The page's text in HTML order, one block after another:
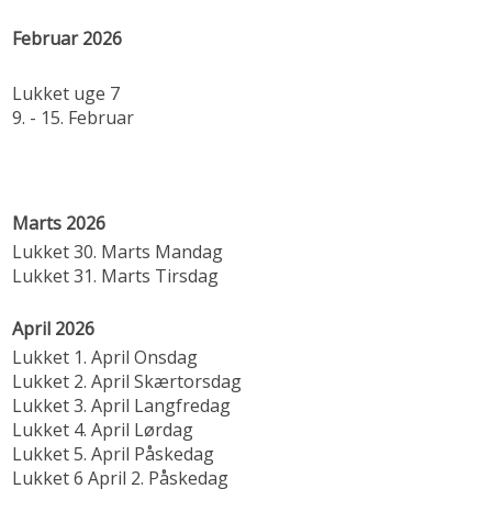
Februar 2026
Lukket uge 7
9. - 15. Februar
Marts 2026
Lukket 30. Marts Mandag
Lukket 31. Marts Tirsdag
April 2026
Lukket 1. April Onsdag
Lukket 2. April Skærtorsdag
Lukket 3. April Langfredag
Lukket 4. April Lørdag
Lukket 5. April Påskedag
Lukket 6 April 2. Påskedag